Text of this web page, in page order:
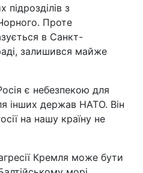
підрозділів з
Проте
в Санкт-
залишився майже
є небезпекою для
інших держав НАТО. Він
на нашу країну не
Кремля може бути